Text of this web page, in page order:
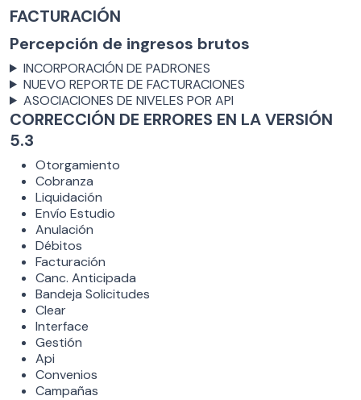
FACTURACIÓN
Percepción de ingresos brutos
INCORPORACIÓN DE PADRONES
NUEVO REPORTE DE FACTURACIONES
ASOCIACIONES DE NIVELES POR API
CORRECCIÓN DE ERRORES EN LA VERSIÓN
5.3
Otorgamiento
Cobranza
Liquidación
Envío Estudio
Anulación
Débitos
Facturación
Canc. Anticipada
Bandeja Solicitudes
Clear
Interface
Gestión
Api
Convenios
Campañas